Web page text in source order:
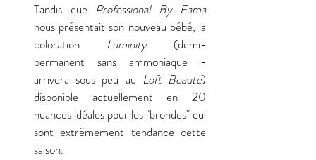
Tandis que Professional By Fama
nous présentait son nouveau bébé, la
coloration Luminity (demi-
permanent sans ammoniaque -
arrivera sous peu au Loft Beauté)
disponible actuellement en 20
nuances idéales pour les "brondes" qui
sont extrêmement tendance cette
saison.